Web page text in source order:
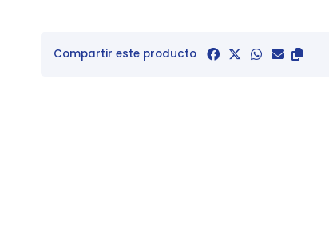
Compartir este producto